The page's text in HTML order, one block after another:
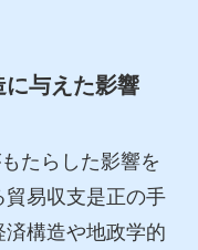
与えた影響
たらした影響を
易収支是正の手
構造や地政学的